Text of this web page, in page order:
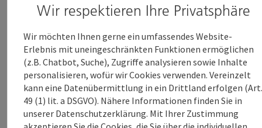
Bäume in der gesamten Stadt
Instandhaltung von zahlreichen Kilometern Hecke und vor
allem auch um rund 9.500 Bäumen im gesamten Stadtgebiet.
Die Stadtbäume leisten einen wichtigen Beitrag zur
natürlichen Kühlung. Heuer kommen neben den
erforderlichen Ersatzpflanzungen weitere Bäume an neuen
Standorten dazu, sodass mit Jahresende insgesamt 1.000
Bäume mehr in den städtischen Freiräumen für
Wir respektieren Ihre Privatsphäre
Wir möchten Ihnen gerne ein umfassendes Website-
Erlebnis mit uneingeschränkten Funktionen ermöglichen
(z.B. Chatbot, Suche), Zugriffe analysieren sowie Inhalte
personalisieren, wofür wir Cookies verwenden. Vereinzelt
kann eine Datenübermittlung in ein Drittland erfolgen
49 (1) lit. a DSGVO). Nähere Informationen finden Sie in
unserer Datenschutzerklärung. Mit Ihrer Zustimmung